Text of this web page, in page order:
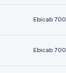
Ebicab 700
Ebicab 700